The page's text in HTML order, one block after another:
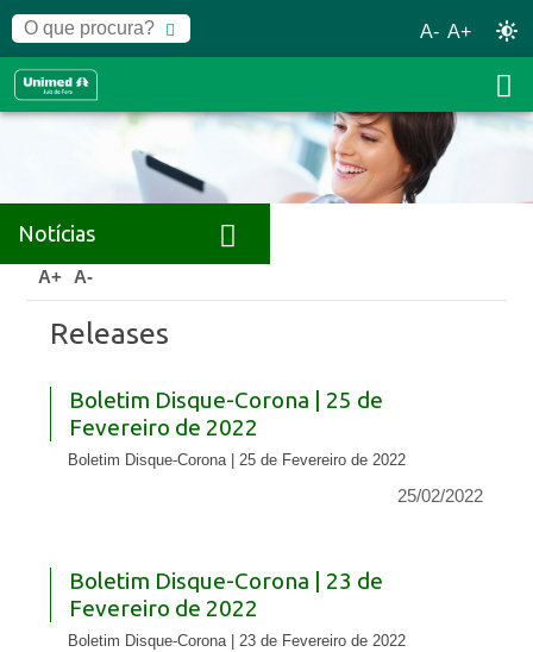
A- A+
Notícias
Home Notícias
A+ A-
Releases
Boletim Disque-Corona | 25 de
Fevereiro de 2022
Boletim Disque-Corona | 25 de Fevereiro de 2022
25/02/2022
Boletim Disque-Corona | 23 de
Fevereiro de 2022
Boletim Disque-Corona | 23 de Fevereiro de 2022